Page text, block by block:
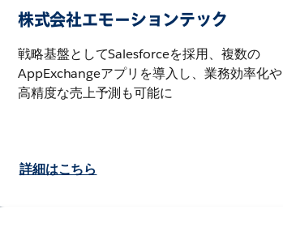
株式会社エモーションテック
戦略基盤としてSalesforceを採用、複数の
AppExchangeアプリを導入し、業務効率化や
高精度な売上予測も可能に
詳細はこちら